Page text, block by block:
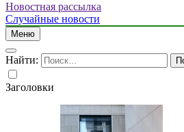
Новостная рассылка
Случайные новости
Меню
Найти:
Заголовки